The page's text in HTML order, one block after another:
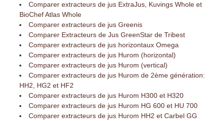
Comparer extracteurs de jus ExtraJus, Kuvings Whole et
BioChef Atlas Whole
Comparer extracteurs de jus Greenis
Comparer Extracteurs de Jus GreenStar de Tribest
Comparer extracteurs de jus horizontaux Omega
Comparer extracteurs de jus Hurom (horizontal)
Comparer extracteurs de jus Hurom (vertical)
Comparer extracteurs de jus Hurom de 2ème génération:
HH2, HG2 et HF2
Comparer extracteurs de jus Hurom H300 et H320
Comparer extracteurs de jus Hurom HG 600 et HU 700
Comparer extracteurs de jus Hurom HH2 et Carbel GG